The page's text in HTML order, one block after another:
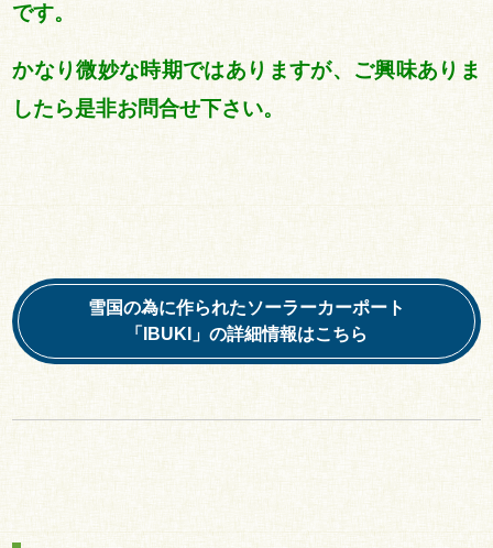
です。
かなり微妙な時期ではありますが、ご興味ありま
したら是非お問合せ下さい。
雪国の為に作られたソーラーカーポート
「IBUKI」の詳細情報はこちら